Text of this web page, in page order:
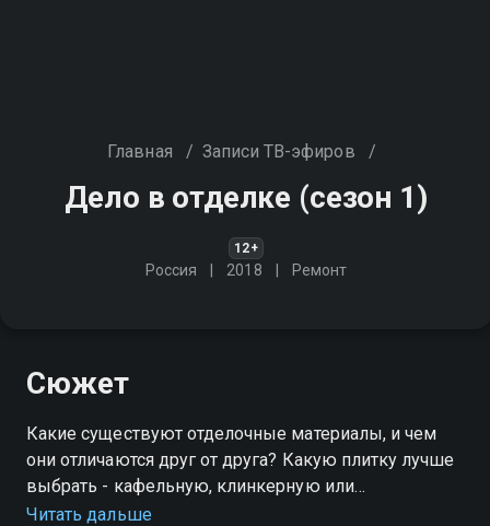
Главная / Записи ТВ-эфиров /
Дело в отделке (сезон 1)
12+
Россия 2018 Ремонт
Сюжет
Какие существуют отделочные материалы, и чем
они отличаются друг от друга? Какую плитку лучше
выбрать - кафельную, клинкерную или
керамогранитную? И чем лучше выложить садовую
Читать дальше